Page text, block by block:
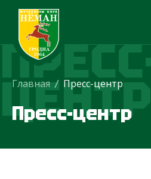
ЦЕНТР
Главная / Пресс-центр
Пресс-центр